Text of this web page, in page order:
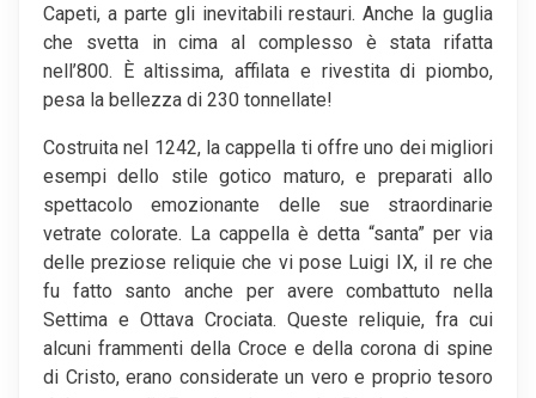
Capeti, a parte gli inevitabili restauri. Anche la guglia
che svetta in cima al complesso è stata rifatta
nell’800. È altissima, affilata e rivestita di piombo,
pesa la bellezza di 230 tonnellate!
Costruita nel 1242, la cappella ti offre uno dei migliori
esempi dello stile gotico maturo, e preparati allo
spettacolo emozionante delle sue straordinarie
vetrate colorate. La cappella è detta “santa” per via
delle preziose reliquie che vi pose Luigi IX, il re che
fu fatto santo anche per avere combattuto nella
Settima e Ottava Crociata. Queste reliquie, fra cui
alcuni frammenti della Croce e della corona di spine
di Cristo, erano considerate un vero e proprio tesoro